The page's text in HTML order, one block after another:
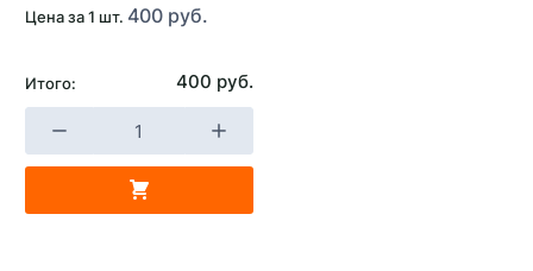
Цена за 1 шт. 400 руб.
Итого: 400 руб.